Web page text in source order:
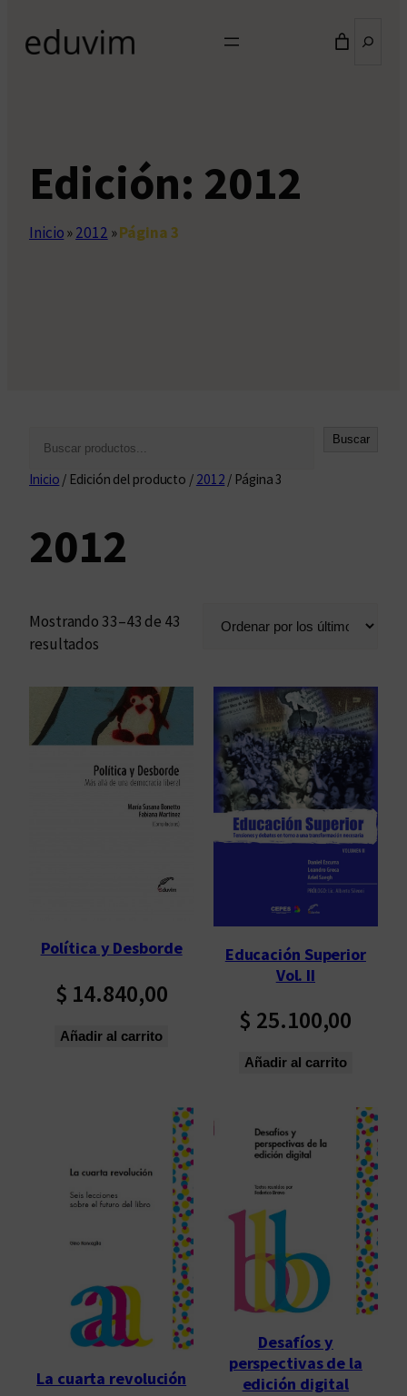
Edición: 2012
Inicio»2012 »Página 3
s
a
r
Buscar
Inicio / Edición del producto / 2012 / Página 3
2012
Mostrando 33–43 de 43
resultados
d
n
d
ú
t
i
Política y Desborde
$ 14.840,00
Añadir al carrito
Educación Superior
Vol. II
$ 25.100,00
Añadir al carrito
La cuarta revolución
Desafíos y
perspectivas de la
edición digital